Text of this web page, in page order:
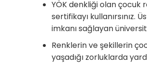
YÖK denkliği olan çocuk
sertifikayı
imkanı sağlayan
Renklerin ve şekillerin
yaşadığı zorluklarda